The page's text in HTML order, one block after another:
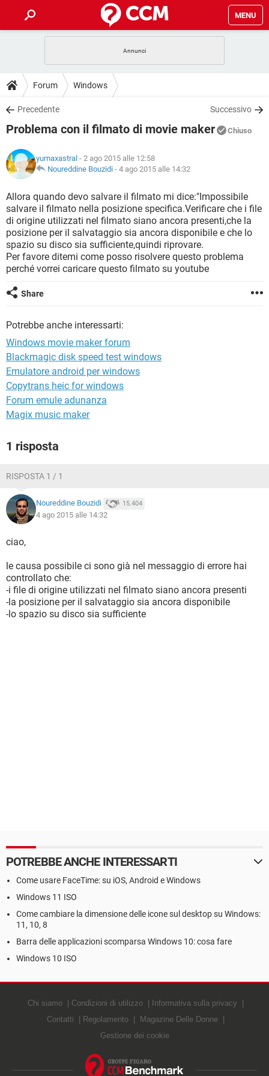
MENU
INTRATTENIMENTO
iOS
INSTAGRAM WHATSAPP
TIKTOK
HARDWARE
GUIDE
COVID-19
INSTAGRAM WHATSAPP
TIKTOK
HARDWARE
DOWNLOAD
COVID-19 GAMING
INTRATTENIMENTO
iOS WINDOWS 10
INSTAGRAM WHATSAPP
TIKTOK FACEBOOK
HARDWARE
COVID-19 GAMING
INTRATTENIMENTO
iOS WINDOWS 10
INSTAGRAM WHATSAPP
TIKTOK FACEBOOK
HARDWARE
GLOSSARIO
COVID-19
INTRATTENIMENTO ANDROID
iOS WINDOWS 10
INSTAGRAM WHATSAPP
TIKTOK FACEBOOK
HARDWARE
Forum Windows
Precedente Successivo
Problema con il filmato di movie maker Chiuso
yumaxastral - 2 ago 2015 alle 12:58
Noureddine Bouzidi - 4 ago 2015 alle 14:32
Allora quando devo salvare il filmato mi dice:"Impossibile
salvare il filmato nella posizione specifica.Verificare che i file
di origine utilizzati nel filmato siano ancora presenti,che la
posizione per il salvataggio sia ancora disponibile e che lo
spazio su disco sia sufficiente,quindi riprovare.
Per favore ditemi come posso risolvere questo problema
perché vorrei caricare questo filmato su youtube
Share
Potrebbe anche interessarti:
Windows movie maker forum
Blackmagic disk speed test windows
Emulatore android per windows
Copytrans heic for windows
Forum emule adunanza
Magix music maker
1 risposta
RISPOSTA 1 / 1
Noureddine Bouzidi 15.404
4 ago 2015 alle 14:32
ciao,
le causa possibile ci sono già nel messaggio di errore hai
controllato che:
-i file di origine utilizzati nel filmato siano ancora presenti
-la posizione per il salvataggio sia ancora disponibile
-lo spazio su disco sia sufficiente
POTREBBE ANCHE INTERESSARTI
Come usare FaceTime: su iOS, Android e Windows
Windows 11 ISO
Come cambiare la dimensione delle icone sul desktop su Windows:
11, 10, 8
Barra delle applicazioni scomparsa Windows 10: cosa fare
Windows 10 ISO
Chi siamo Condizioni di utilizzo
Informativa sulla privacy
Contatti
Regolamento
Magazine Delle Donne
Gestione dei cookie